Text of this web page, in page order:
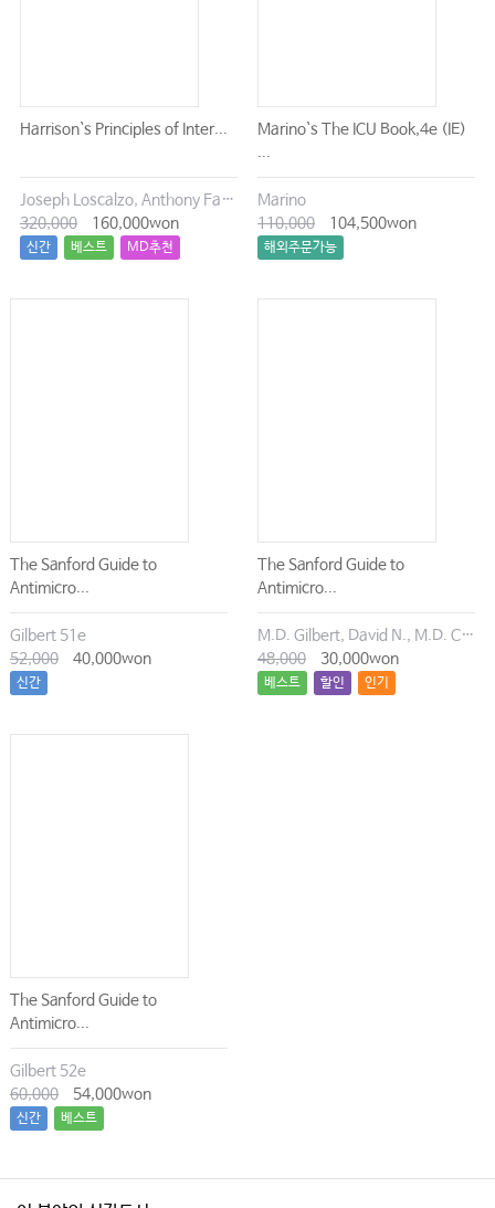
Harrison`s Principles of Inter...
Joseph Loscalzo, Anthony Fauci, Dennis Kasper, Stephen Hauser, Dan Longo, J. Larry Jameson
320,000
160,000won
신간 베스트 MD추천
Marino`s The ICU Book,4e (IE)
...
Marino
110,000
104,500won
해외주문가능
The Sanford Guide to
Antimicro...
Gilbert 51e
52,000
40,000won
신간
The Sanford Guide to
Antimicro...
M.D. Gilbert, David N., M.D. Chambers, Henry F., M.D. Eliopoulos, George M., M.D. Saag, Michael S., M.D. Pavia, Andrew T.
48,000
30,000won
베스트 할인 인기
The Sanford Guide to
Antimicro...
Gilbert 52e
60,000
54,000won
신간 베스트